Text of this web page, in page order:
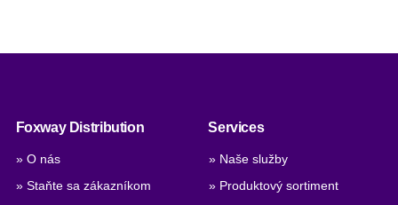
Foxway Distribution
» O nás
» Staňte sa zákazníkom
Services
» Naše služby
» Produktový sortiment